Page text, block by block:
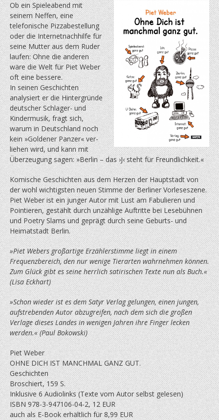
Ob ein Spieleabend mit
seinem Neffen, eine
telefonische Pizzabestellung
oder die Internetnachhilfe für
seine Mutter aus dem Ruder
laufen: Ohne die anderen
wäre die Welt für Piet Weber
oft eine bessere.
In seinen Geschichten
analysiert er die Hintergründe
deutscher Schlager- und
Kindermusik, fragt sich,
warum in Deutschland noch
kein »Goldener Panzer« ver­
liehen wird, und kann mit
Überzeugung sagen: »Berlin – das ›J‹ steht für Freundlichkeit.«
Komische Geschichten aus dem Herzen der Hauptstadt von
der wohl wichtigsten neuen Stimme der Berliner Vorleseszene.
Piet Weber ist ein junger Autor mit Lust am Fabulieren und
Pointieren, gestählt durch unzählige Auftritte bei Lesebühnen
und Poetry Slams und geprägt durch seine Geburts- und
Heimatstadt Berlin.
»Piet Webers großartige Erzählerstimme liegt in einem
Frequenzbereich, den nur wenige Tierarten wahrnehmen können.
Zum Glück gibt es seine herrlich satirischen Texte nun als Buch.«
(Lisa Eckhart)
»Schon wieder ist es dem Satyr Verlag gelungen, einen jungen,
aufstrebenden Autor abzugreifen, nach dem sich die großen
Verlage dieses Landes in wenigen Jahren ihre Finger lecken
werden.« (Paul Bokowski)
Piet Weber
OHNE DICH IST MANCHMAL GANZ GUT.
Geschichten
Broschiert, 159 S.
Inklusive 6 Audiolinks (Texte vom Autor selbst gelesen)
ISBN 978-3-947106-04-2, 12 EUR
auch als E-Book erhältlich für 8,99 EUR